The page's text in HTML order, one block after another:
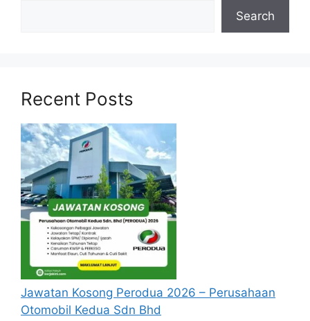
Jawatan Kosong Lembaga Getah
Jawatan Kosong Guru SPP 2024 Dibuka
Syarat Asas Permohonan
Calon hendaklah warganegara Malaysia
berusia tidak kurang daripada 18 tahun
pada tarikh tutup permohonan jawatan.
Berkelayakan dan melepasi syarat-syarat
pelantikan yang telah ditetapkan bagi
setiap jawatan kosong Pulau Pinang yang
hendak dipohon. Sila baca pada lampiran
Search
Recent Posts
Jawatan Kosong Perodua 2026 – Perusahaan
Otomobil Kedua Sdn Bhd